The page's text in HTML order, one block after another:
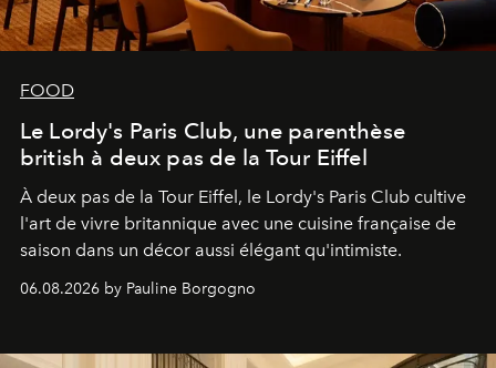
FOOD
Le Lordy's Paris Club, une parenthèse
british à deux pas de la Tour Eiffel
À deux pas de la Tour Eiffel, le Lordy's Paris Club cultive
l'art de vivre britannique avec une cuisine française de
saison dans un décor aussi élégant qu'intimiste.
06.08.2026 by Pauline Borgogno